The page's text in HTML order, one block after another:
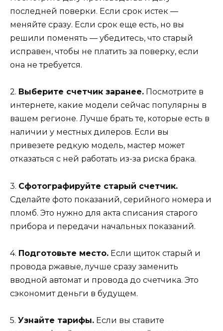
последней поверки. Если срок истек —
меняйте сразу. Если срок еще есть, но вы
решили поменять — убедитесь, что старый
исправен, чтобы не платить за поверку, если
она не требуется.
2. Выберите счетчик заранее. Посмотрите в
интернете, какие модели сейчас популярны в
вашем регионе. Лучше брать те, которые есть в
наличии у местных дилеров. Если вы
привезете редкую модель, мастер может
отказаться с ней работать из-за риска брака.
3. Сфотографируйте старый счетчик.
Сделайте фото показаний, серийного номера и
пломб. Это нужно для акта списания старого
прибора и передачи начальных показаний.
4. Подготовьте место. Если щиток старый и
провода ржавые, лучше сразу заменить
вводной автомат и провода до счетчика. Это
сэкономит деньги в будущем.
5. Узнайте тарифы. Если вы ставите